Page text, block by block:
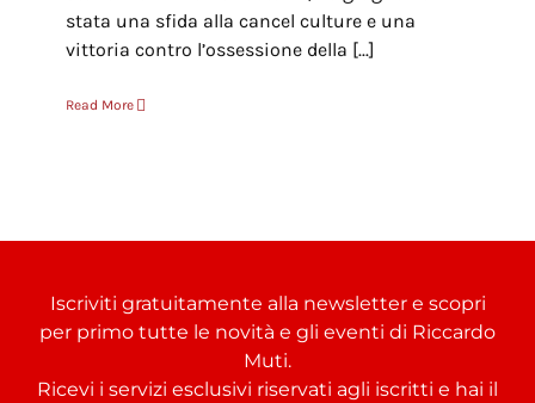
stata una sfida alla cancel culture e una
vittoria contro l’ossessione della [...]
Read More
Iscriviti gratuitamente alla newsletter e scopri
per primo tutte le novità e gli eventi di Riccardo
Muti.
Ricevi i servizi esclusivi riservati agli iscritti e hai il